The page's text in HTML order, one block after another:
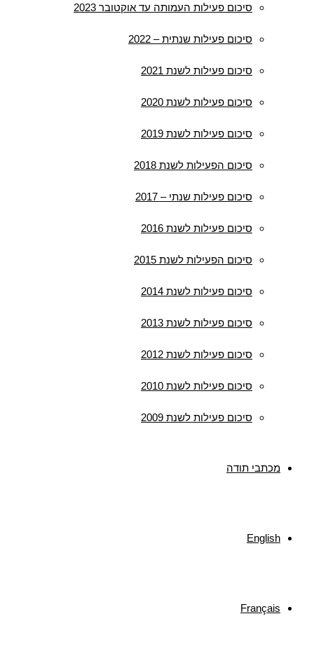
סיכום פעילות העמותה עד אוקטובר 2023
סיכום פעילות שנתית – 2022
סיכום פעילות לשנת 2021
סיכום פעילות לשנת 2020
סיכום פעילות לשנת 2019
סיכום הפעילות לשנת 2018
סיכום פעילות שנתי – 2017
סיכום פעילות לשנת 2016
סיכום הפעילות לשנת 2015
סיכום פעילות לשנת 2014
סיכום פעילות לשנת 2013
סיכום פעילות לשנת 2012
סיכום פעילות לשנת 2010
סיכום פעילות לשנת 2009
מכתבי תודה
English
Français